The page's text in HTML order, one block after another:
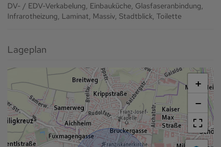
DV- / EDV-Verkabelung Einbauküche Glasfaseranbindung
Infrarotheizung Laminat Massiv Stadtblick Toilette
Lageplan
+
−